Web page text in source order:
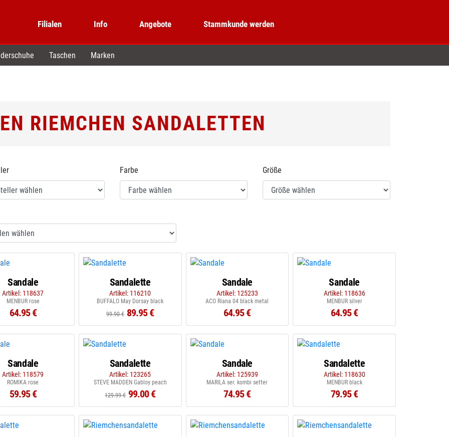
Filialen Info Angebote Stammkunde werden
Taschen Marken
RIEMCHEN SANDALETTEN
Farbe Größe
Sandale
Artikel: 118637
MENBUR rose
64.95 €
Sandalette
Artikel: 116210
BUFFALO May Dorsay black
99.90 € 89.95 €
Sandale
Artikel: 125233
ACO Riana 04 black metal
64.95 €
Sandale
Artikel: 118636
MENBUR silver
64.95 €
Sandale
Artikel: 118579
ROMIKA rose
59.95 €
Sandalette
Artikel: 123265
STEVE MADDEN Gabloy peach
129.99 € 99.00 €
Sandale
Artikel: 125939
MARILA ser. kombi setter
74.95 €
Sandalette
Artikel: 118630
MENBUR black
79.95 €